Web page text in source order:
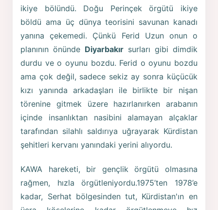
ikiye bölündü. Doğu Perinçek örgütü ikiye
böldü ama üç dünya teorisini savunan kanadı
yanına çekemedi. Çünkü Ferid Uzun onun o
planının önünde Diyarbakır surları gibi dimdik
durdu ve o oyunu bozdu. Ferid o oyunu bozdu
ama çok değil, sadece sekiz ay sonra küçücük
kızı yanında arkadaşları ile birlikte bir nişan
törenine gitmek üzere hazırlanırken arabanın
içinde insanlıktan nasibini alamayan alçaklar
tarafından silahlı saldırıya uğrayarak Kürdistan
şehitleri kervanı yanındaki yerini alıyordu.
KAWA hareketi, bir gençlik örgütü olmasına
rağmen, hızla örgütleniyordu.1975’ten 1978’e
kadar, Serhat bölgesinden tut, Kürdistan'ın en